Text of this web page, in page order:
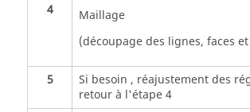
4
Maillage
(découpage des lignes, faces
5
Si besoin , réajustement des
retour à l'étape 4